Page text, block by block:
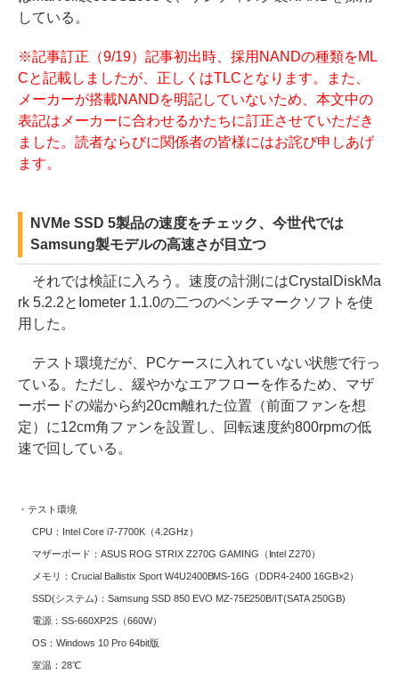
している。
※記事訂正（9/19）記事初出時、採用NANDの種類をML
Cと記載しましたが、正しくはTLCとなります。また、
メーカーが搭載NANDを明記していないため、本文中の
表記はメーカーに合わせるかたちに訂正させていただき
ました。読者ならびに関係者の皆様にはお詫び申しあげ
ます。
NVMe SSD 5製品の速度をチェック、今世代では
Samsung製モデルの高速さが目立つ
それでは検証に入ろう。速度の計測にはCrystalDiskMa
rk 5.2.2とIometer 1.1.0の二つのベンチマークソフトを使
用した。
テスト環境だが、PCケースに入れていない状態で行っ
ている。ただし、緩やかなエアフローを作るため、マザ
ーボードの端から約20cm離れた位置（前面ファンを想
定）に12cm角ファンを設置し、回転速度約800rpmの低
速で回している。
・テスト環境
CPU：Intel Core i7-7700K（4.2GHz）
マザーボード：ASUS ROG STRIX Z270G GAMING（Intel Z270）
メモリ：Crucial Ballistix Sport W4U2400BMS-16G（DDR4-2400 16GB×2）
SSD(システム)：Samsung SSD 850 EVO MZ-75E250B/IT(SATA 250GB)
電源：SS-660XP2S（660W）
OS：Windows 10 Pro 64bit版
室温：28℃